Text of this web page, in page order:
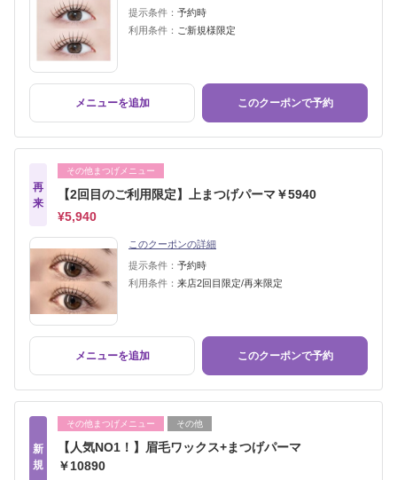
提示条件： 予約時
利用条件： ご新規様限定
メニューを追加 このクーポンで予約
再
来
その他まつげメニュー
【2回目のご利用限定】上まつげパーマ￥5940
¥5,940
このクーポンの詳細
提示条件： 予約時
利用条件： 来店2回目限定/再来限定
メニューを追加 このクーポンで予約
新
規
その他まつげメニュー その他
【人気NO1！】眉毛ワックス+まつげパーマ
￥10890